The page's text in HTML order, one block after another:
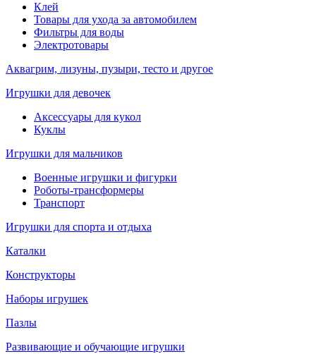
Клей
Товары для ухода за автомобилем
Фильтры для воды
Электротовары
Аквагрим, лизуны, пузыри, тесто и другое
Игрушки для девочек
Аксессуары для кукол
Куклы
Игрушки для мальчиков
Военные игрушки и фигурки
Роботы-трансформеры
Транспорт
Игрушки для спорта и отдыха
Каталки
Конструкторы
Наборы игрушек
Пазлы
Развивающие и обучающие игрушки